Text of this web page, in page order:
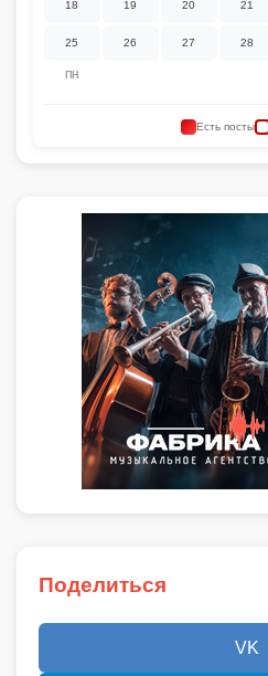
ПН
18 19 20 21
25 26 27 28
Есть посты
Поделиться
VK